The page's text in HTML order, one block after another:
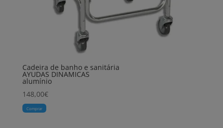
Cadeira de banho e sanitária
AYUDAS DINAMICAS
alumínio
148,00€
Comprar